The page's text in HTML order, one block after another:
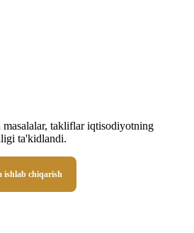
masalalar, takliflar iqtisodiyotning
ta'kidlandi.
ishlab chiqarish